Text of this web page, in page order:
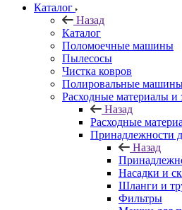
Каталог
Назад
Каталог
Поломоечные машины
Пылесосы
Чистка ковров
Полировальные
Расходные материалы и
Назад
Расходные
Принадлежности
Назад
Насадки и
Шланги и
Фильтры